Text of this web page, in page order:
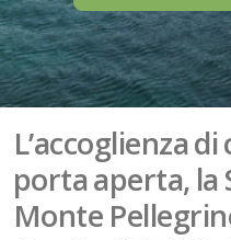
L’accoglienza
porta aperta, la
Monte